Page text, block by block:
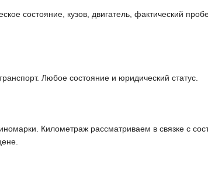
состояние, кузов, двигатель, фактический
Любое состояние и юридический статус.
Километраж рассматриваем в связке с